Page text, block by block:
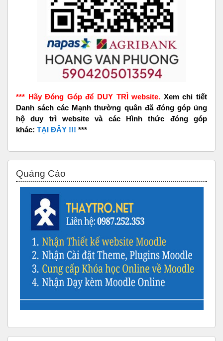
*** Hãy Đóng Góp để DUY TRÌ website. Xem chi tiết
Danh sách các Mạnh thường quân đã đóng góp ủng
hộ duy trì website và các Hình thức đóng góp
khác: TẠI ĐÂY !!! ***
Quảng Cáo